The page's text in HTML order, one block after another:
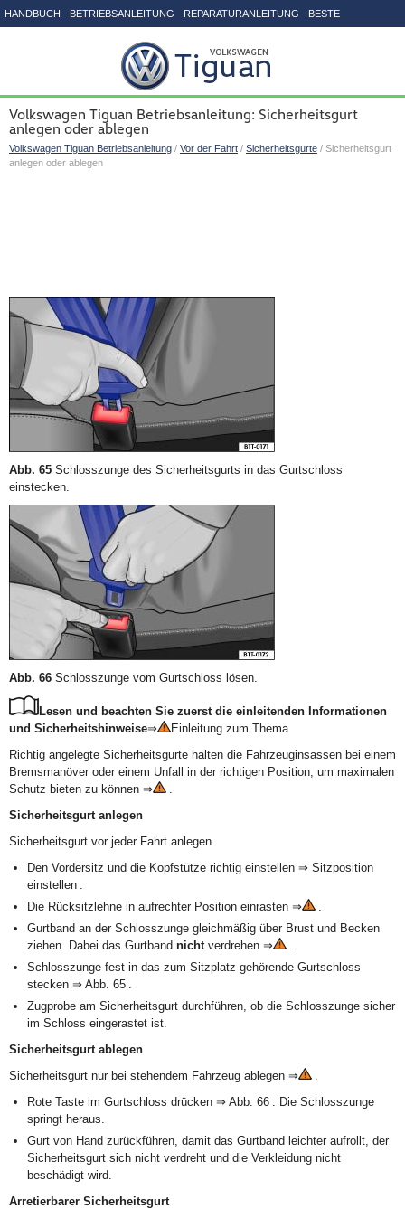
HANDBUCH BETRIEBSANLEITUNG REPARATURANLEITUNG BESTE
Volkswagen Tiguan Betriebsanleitung: Sicherheitsgurt
anlegen oder ablegen
Volkswagen Tiguan Betriebsanleitung / Vor der Fahrt / Sicherheitsgurte / Sicherheitsgurt
anlegen oder ablegen
Abb. 65 Schlosszunge des Sicherheitsgurts in das Gurtschloss
einstecken.
Abb. 66 Schlosszunge vom Gurtschloss lösen.
Lesen und beachten Sie zuerst die einleitenden Informationen
und Sicherheitshinweise⇒
Einleitung zum Thema
Richtig angelegte Sicherheitsgurte halten die Fahrzeuginsassen bei einem
Bremsmanöver oder einem Unfall in der richtigen Position, um maximalen
Schutz bieten zu können ⇒
.
Sicherheitsgurt anlegen
Sicherheitsgurt vor jeder Fahrt anlegen.
Den Vordersitz und die Kopfstütze richtig einstellen ⇒ Sitzposition
einstellen .
Die Rücksitzlehne in aufrechter Position einrasten ⇒
.
Gurtband an der Schlosszunge gleichmäßig über Brust und Becken
ziehen. Dabei das Gurtband nichtverdrehen ⇒
.
Schlosszunge fest in das zum Sitzplatz gehörende Gurtschloss
stecken ⇒ Abb. 65 .
Zugprobe am Sicherheitsgurt durchführen, ob die Schlosszunge sicher
im Schloss eingerastet ist.
Sicherheitsgurt ablegen
Sicherheitsgurt nur bei stehendem Fahrzeug ablegen ⇒
.
Rote Taste im Gurtschloss drücken ⇒ Abb. 66 . Die Schlosszunge
springt heraus.
Gurt von Hand zurückführen, damit das Gurtband leichter aufrollt, der
Sicherheitsgurt sich nicht verdreht und die Verkleidung nicht
beschädigt wird.
Arretierbarer Sicherheitsgurt